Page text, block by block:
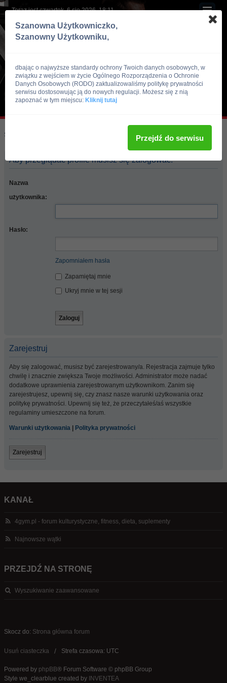
Teraz jest czwartek, 6 sie 2026, 18:11
Skocz do:
Aby przeglądać profile musisz się zalogować.
Nazwa
użytkownika:
Hasło:
Zapomniałem hasła
Zapamiętaj mnie
Ukryj mnie w tej sesji
Zarejestruj
Aby się zalogować, musisz być zarejestrowany/a. Rejestracja zajmuje tylko
chwilę i znacznie zwiększa Twoje możliwości. Administrator może nadać
dodatkowe uprawnienia zarejestrowanym użytkownikom. Zanim się
zarejestrujesz, upewnij się, czy znasz nasze warunki użytkowania oraz
politykę prywatności. Upewnij się też, że przeczytałeś/aś wszystkie
regulaminy umieszczone na forum.
Warunki użytkowania Polityka prywatności
Zarejestruj
KANAŁ
4gym.pl - forum kulturystyczne, fitness, dieta, suplementy
Najnowsze wątki
PRZEJDŹ NA STRONĘ
Wyszukiwanie zaawansowane
Skocz do: Strona główna forum
Usuń ciasteczka Strefa czasowa: UTC
Powered by phpBB® Forum Software © phpBB Group
Style we_clearblue created by INVENTEA
Szanowna Użytkowniczko,
Szanowny Użytkowniku,
dbając o najwyższe standardy ochrony Twoich danych osobowych, w
związku z wejściem w życie Ogólnego Rozporządzenia o Ochronie
Danych Osobowych (RODO) zaktualizowaliśmy politykę prywatności
serwisu dostosowując ją do nowych regulacji. Możesz się z nią
zapoznać w tym miejscu: Kliknij tutaj
Przejdź do serwisu